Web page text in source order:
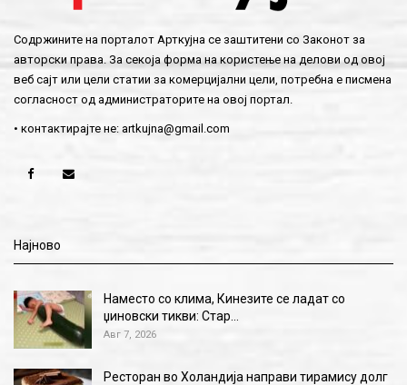
Содржините на порталот Арткујна се заштитени со Законот за
авторски права. За секоја форма на користење на делови од овој
веб сајт или цели статии за комерцијални цели, потребна е писмена
согласност од администраторите на овој портал.
• контактирајте не: artkujna@gmail.com
Најново
Наместо со клима, Кинезите се ладат со
џиновски тикви: Стар…
Авг 7, 2026
Ресторан во Холандија направи тирамису долг